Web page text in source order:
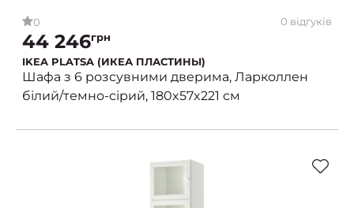
0 0 відгуків
44 246грн
IKEA PLATSA (ИКЕА ПЛАСТИНЫ)
Шафа з 6 розсувними дверима, Ларколлен
білий/темно-сірий, 180x57x221 см